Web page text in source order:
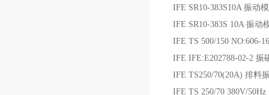
IFE SR10-383S10A 振动
IFE SR10-383S 10A 振动
IFE TS 500/150 NO:606-
IFE IFE:E202788-02-2 振
IFE TS250/70(20A) 排料
IFE TS 250/70 380V/